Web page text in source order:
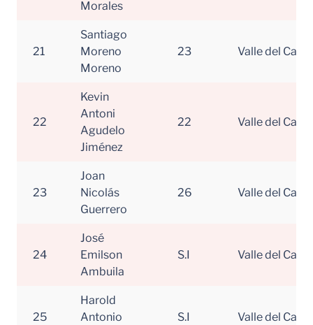
Morales
21
Santiago
Moreno
Moreno
23 Valle del
22
Kevin
Antoni
Agudelo
Jiménez
22 Valle del
23
Joan
Nicolás
Guerrero
26 Valle del
24
José
Emilson
Ambuila
S.I Valle del
25
Harold
Antonio
S.I Valle del